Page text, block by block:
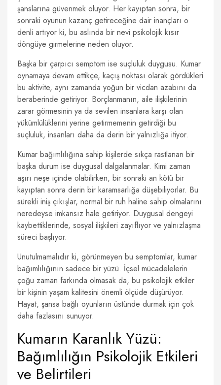
şanslarına güvenmek oluyor. Her kayıptan sonra, bir
sonraki oyunun kazanç getireceğine dair inançları o
denli artıyor ki, bu aslında bir nevi psikolojik kısır
döngüye girmelerine neden oluyor.
Başka bir çarpıcı semptom ise suçluluk duygusu. Kumar
oynamaya devam ettikçe, kaçış noktası olarak gördükleri
bu aktivite, aynı zamanda yoğun bir vicdan azabını da
beraberinde getiriyor. Borçlanmanın, aile ilişkilerinin
zarar görmesinin ya da sevilen insanlara karşı olan
yükümlülüklerini yerine getirmemenin getirdiği bu
suçluluk, insanları daha da derin bir yalnızlığa itiyor.
Kumar bağımlılığına sahip kişilerde sıkça rastlanan bir
başka durum ise duygusal dalgalanmalar. Kimi zaman
aşırı neşe içinde olabilirken, bir sonraki an kötü bir
kayıptan sonra derin bir karamsarlığa düşebiliyorlar. Bu
sürekli iniş çıkışlar, normal bir ruh haline sahip olmalarını
neredeyse imkansız hale getiriyor. Duygusal dengeyi
kaybettiklerinde, sosyal ilişkileri zayıflıyor ve yalnızlaşma
süreci başlıyor.
Unutulmamalıdır ki, görünmeyen bu semptomlar, kumar
bağımlılığının sadece bir yüzü. İçsel mücadelelerin
çoğu zaman farkında olmasak da, bu psikolojik etkiler
bir kişinin yaşam kalitesini önemli ölçüde düşürüyor.
Hayat, şansa bağlı oyunların üstünde durmak için çok
daha fazlasını sunuyor.
Kumarın Karanlık Yüzü:
Bağımlılığın Psikolojik Etkileri
ve Belirtileri